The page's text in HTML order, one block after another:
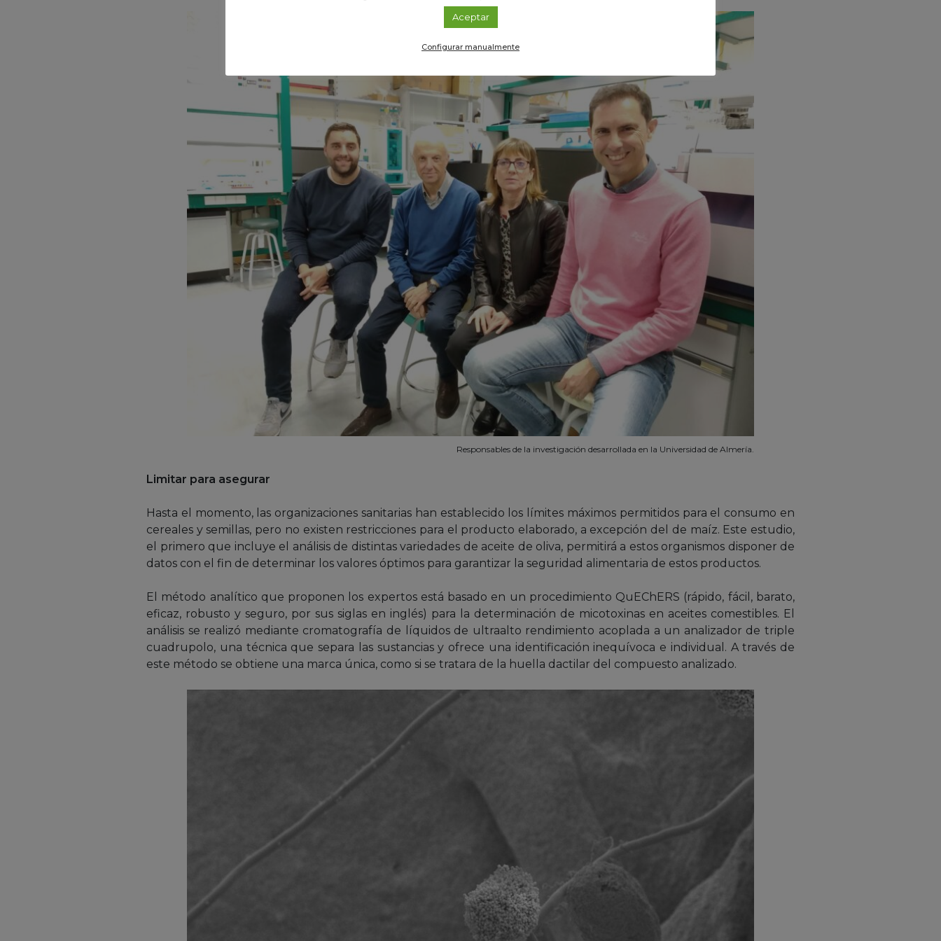
Responsables de la investigación desarrollada en la Universidad de Almería.
Limitar para asegurar
Hasta el momento, las organizaciones sanitarias han establecido los límites máximos permitidos para el consumo en
cereales y semillas, pero no existen restricciones para el producto elaborado, a excepción del de maíz. Este estudio,
el primero que incluye el análisis de distintas variedades de aceite de oliva, permitirá a estos organismos disponer de
datos con el fin de determinar los valores óptimos para garantizar la seguridad alimentaria de estos productos.
El método analítico que proponen los expertos está basado en un procedimiento QuEChERS (rápido, fácil, barato,
eficaz, robusto y seguro, por sus siglas en inglés) para la determinación de micotoxinas en aceites comestibles. El
análisis se realizó mediante cromatografía de líquidos de ultraalto rendimiento acoplada a un analizador de triple
cuadrupolo, una técnica que separa las sustancias y ofrece una identificación inequívoca e individual. A través de
este método se obtiene una marca única, como si se tratara de la huella dactilar del compuesto analizado.
Aceptar
Configurar manualmente